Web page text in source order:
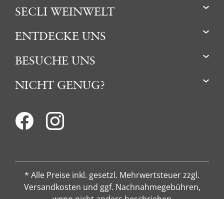
SECLI WEINWELT
ENTDECKE UNS
BESUCHE UNS
NICHT GENUG?
* Alle Preise inkl. gesetzl. Mehrwertsteuer zzgl.
Versandkosten und ggf. Nachnahmegebühren,